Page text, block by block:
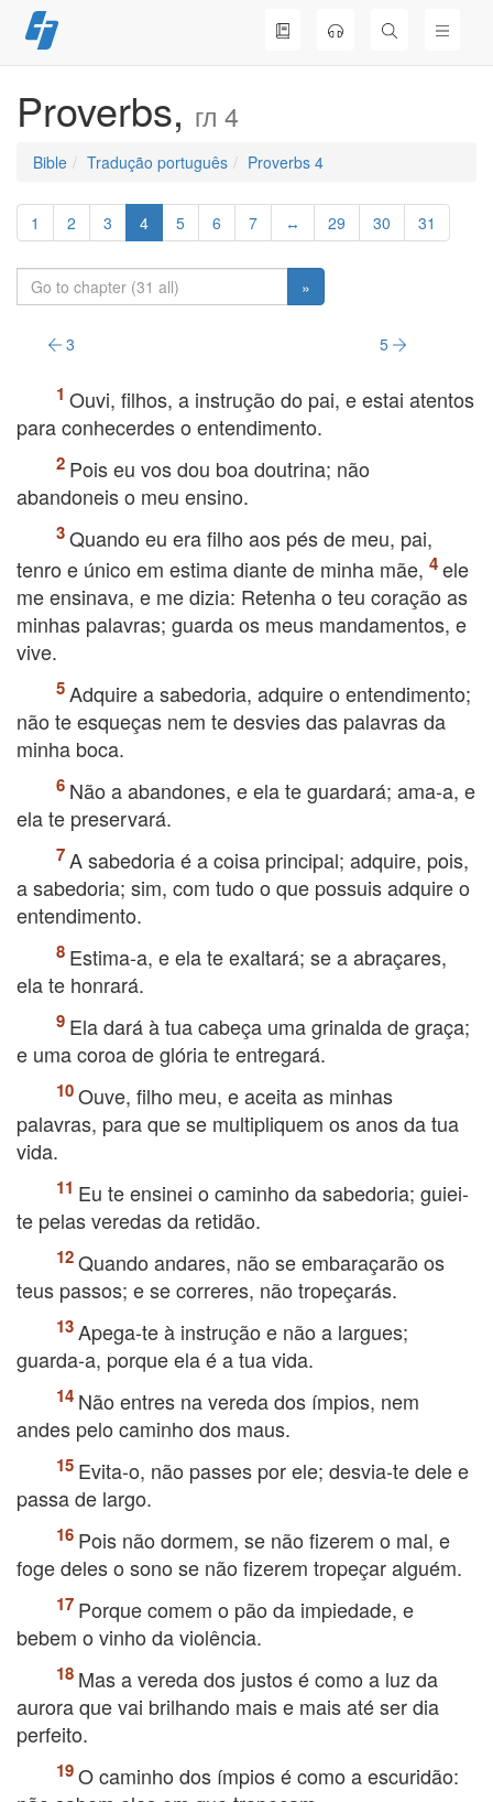
Skip
to
Proverbs, гл 4
Bible Tradução português Proverbs 4
1 2 3 4 5 6 7 ↔ 29 30 31
»
3 5
Ouvi, filhos, a instrução do pai, e estai atentos
para conhecerdes o entendimento.
Pois eu vos dou boa doutrina; não
abandoneis o meu ensino.
Quando eu era filho aos pés de meu, pai,
tenro e único em estima diante de minha mãe,
ele
me ensinava, e me dizia: Retenha o teu coração as
minhas palavras; guarda os meus mandamentos, e
vive.
Adquire a sabedoria, adquire o entendimento;
não te esqueças nem te desvies das palavras da
minha boca.
Não a abandones, e ela te guardará; ama-a, e
ela te preservará.
A sabedoria é a coisa principal; adquire, pois,
a sabedoria; sim, com tudo o que possuis adquire o
entendimento.
Estima-a, e ela te exaltará; se a abraçares,
ela te honrará.
Ela dará à tua cabeça uma grinalda de graça;
e uma coroa de glória te entregará.
Ouve, filho meu, e aceita as minhas
palavras, para que se multipliquem os anos da tua
vida.
Eu te ensinei o caminho da sabedoria; guiei-
te pelas veredas da retidão.
Quando andares, não se embaraçarão os
teus passos; e se correres, não tropeçarás.
Apega-te à instrução e não a largues;
guarda-a, porque ela é a tua vida.
Não entres na vereda dos ímpios, nem
andes pelo caminho dos maus.
Evita-o, não passes por ele; desvia-te dele e
passa de largo.
Pois não dormem, se não fizerem o mal, e
foge deles o sono se não fizerem tropeçar alguém.
Porque comem o pão da impiedade, e
bebem o vinho da violência.
Mas a vereda dos justos é como a luz da
aurora que vai brilhando mais e mais até ser dia
perfeito.
O caminho dos ímpios é como a escuridão: